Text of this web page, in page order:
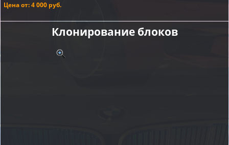
Цена от: 4 000 руб.
Клонирование блоков